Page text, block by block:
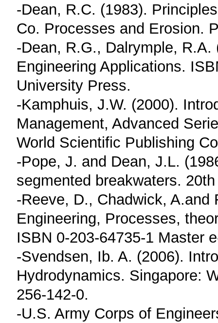
-Dean, R.C. (1983).
Co. Processes and Erosion.
-Dean, R.G., Dalrymple,
Engineering Applications.
University Press.
-Kamphuis, J.W. (2000).
Management, Advanced
World Scientific Publishing
-Pope, J. and Dean, J.L.
segmented breakwaters.
-Reeve, D., Chadwick,
Engineering, Processes,
ISBN 0-203-64735-1 Master
-Svendsen, Ib. A. (2006).
Hydrodynamics. Singapore:
256-142-0.
-U.S. Army Corps of